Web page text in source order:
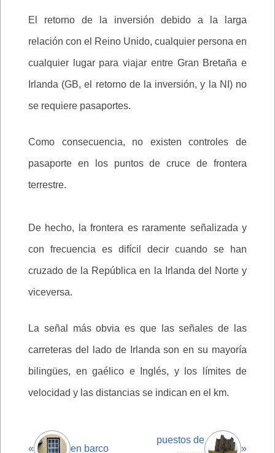
El retorno de la inversión debido a la larga
relación con el Reino Unido, cualquier persona en
cualquier lugar para viajar entre Gran Bretaña e
Irlanda (GB, el retorno de la inversión, y la NI) no
se requiere pasaportes.
Como consecuencia, no existen controles de
pasaporte en los puntos de cruce de frontera
terrestre.
De hecho, la frontera es raramente señalizada y
con frecuencia es difícil decir cuando se han
cruzado de la República en la Irlanda del Norte y
viceversa.
La señal más obvia es que las señales de las
carreteras del lado de Irlanda son en su mayoría
bilingües, en gaélico e Inglés, y los límites de
velocidad y las distancias se indican en el km.
« en barco
puestos de
»